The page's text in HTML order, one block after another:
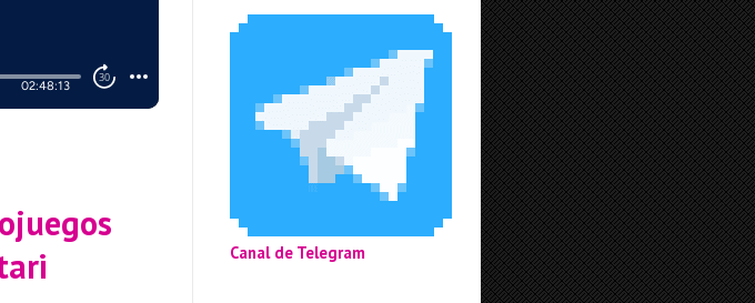
Canal de Telegram